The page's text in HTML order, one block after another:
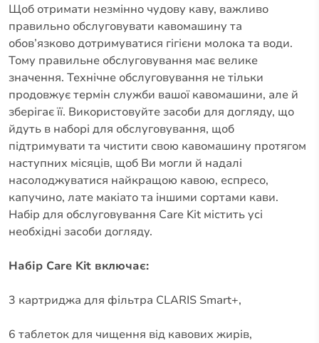
Щоб отримати незмінно чудову каву, важливо
правильно обслуговувати кавомашину та
обов’язково дотримуватися гігієни молока та води.
Тому правильне обслуговування має велике
значення. Технічне обслуговування не тільки
продовжує термін служби вашої кавомашини, але й
зберігає її. Використовуйте засоби для догляду, що
йдуть в наборі для обслуговування, щоб
підтримувати та чистити свою кавомашину протягом
наступних місяців, щоб Ви могли й надалі
насолоджуватися найкращою кавою, еспресо,
капучино, лате макіато та іншими сортами кави.
Набір для обслуговування Care Kit містить усі
необхідні засоби догляду.
Набір Care Kit включає:
3 картриджа для фільтра CLARIS Smart+,
6 таблеток для чищення від кавових жирів,